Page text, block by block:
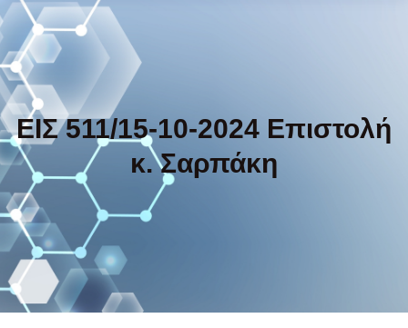
ΕΙΣ 511/15-10-2024 Επιστολή
κ. Σαρπάκη